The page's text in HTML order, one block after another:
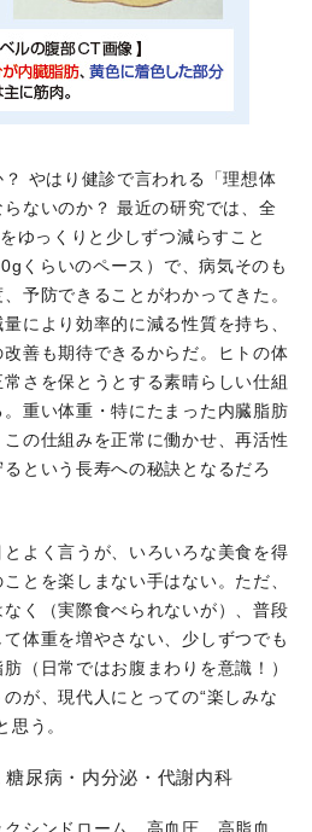
やはり健診で言われる「理想体
ないのか？ 最近の研究では、全
ゆっくりと少しずつ減らすこと
くらいのペース）で、病気そのも
予防できることがわかってきた。
により効率的に減る性質を持ち、
善も期待できるからだ。ヒトの体
さを保とうとする素晴らしい仕組
重い体重・特にたまった内臓脂肪
の仕組みを正常に働かせ、再活性
という長寿への秘訣となるだろ
よく言うが、いろいろな美食を得
とを楽しまない手はない。ただ、
く（実際食べられないが）、普段
体重を増やさない、少しずつでも
（日常ではお腹まわりを意識！）
が、現代人にとっての“楽しみな
思う。
尿病・内分泌・代謝内科